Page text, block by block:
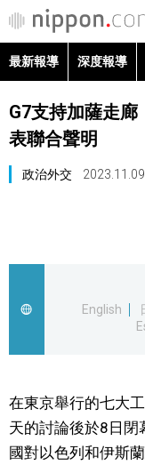
最新報導
視覺日本
最新報導 深度報導
G7支持加薩走
表聯合聲明
政治外交 2023.11.09
English
在東京舉行的七大
天的討論後於8日閉
國對以色列和伊斯